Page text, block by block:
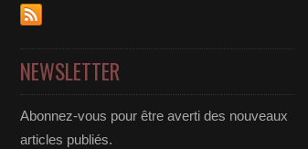
NEWSLETTER
Abonnez-vous pour être averti des nouveaux
articles publiés.